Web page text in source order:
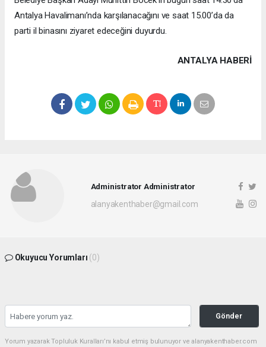
Antalya Havalimanı’nda karşılanacağını ve saat 15.00’da da
parti il binasını ziyaret edeceğini duyurdu.
ANTALYA HABERİ
Administrator Administrator
alanyakenthaber@gmail.com
Okuyucu Yorumları (0)
Gönder
Yorum yazarak Topluluk Kuralları’nı kabul etmiş bulunuyor ve alanyakenthaber.com